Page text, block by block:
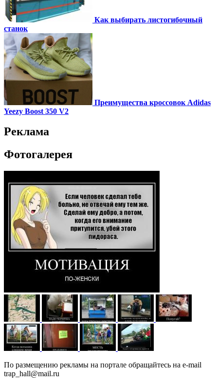
Как выбирать листогибочный
станок
Преимущества кроссовок Adidas
Yeezy Boost 350 V2
Реклама
Фотогалерея
По размещению рекламы на портале обращайтесь на e-mail
trap_hall@mail.ru